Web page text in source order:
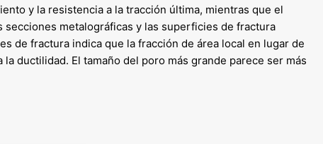
y la resistencia a la tracción última, mientras que el
metalográficas y las superficies de fractura
de fractura indica que la fracción de área local en lugar de
ductilidad. El tamaño del poro más grande parece ser más